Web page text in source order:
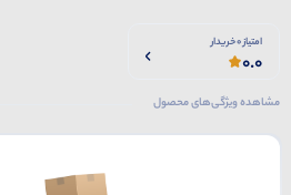
امتیاز 0 خریدار
0.0
مشاهده ویژگی‌های محصول